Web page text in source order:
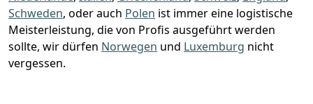
Schweden, oder auch Polen ist immer eine logistische
Meisterleistung, die von Profis ausgeführt werden
sollte, wir dürfen Norwegen und Luxemburg nicht
vergessen.